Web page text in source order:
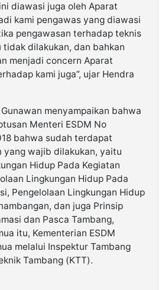
diawasi juga oleh Aparat
kami pengawas yang diawasi
pengawasan terhadap teknis
dilakukan, dan bahkan
menjadi concern Aparat
kami juga”, ujar Hendra
menyampaikan bahwa
Menteri ESDM No
bahwa sudah terdapat
yang wajib dilakukan, yaitu
Hidup Pada Kegiatan
Lingkungan Hidup Pada
Pengelolaan Lingkungan Hidup
dan juga Prinsip
dan Pasca Tambang,
itu, Kementerian ESDM
melalui Inspektur Tambang
Tambang (KTT).